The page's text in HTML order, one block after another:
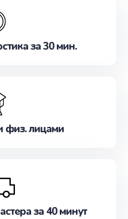
записаться на
за 30 мин.
физ. лицами
за 40 минут